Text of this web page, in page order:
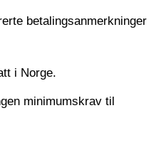
betalingsanmerkninger
i Norge.
minimumskrav til